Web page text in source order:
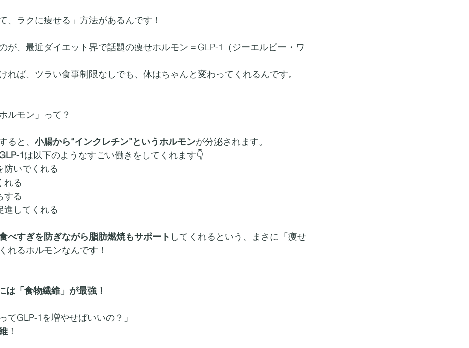
、ラクに痩せる」方法があるんです！
が、最近ダイエット界で話題の痩せホルモン＝GLP-1（ジーエルピー・ワ
れば、ツラい食事制限なしでも、体はちゃんと変わってくれるんです。
ルモン」って？
ると、 小腸から“インクレチン”というホルモンが分泌されます。
1は以下のようなすごい働きをしてくれます👇
防いでくれる
れる
する
進してくれる
べすぎを防ぎながら脂肪燃焼もサポート してくれるという、まさに「痩せ
れるホルモンなんです！
は「食物繊維」が最強！
てGLP-1を増やせばいいの？」
！